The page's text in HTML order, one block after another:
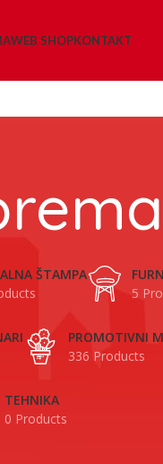
WEB SHOPKONTAKT
ŠTAMPA
5
PROMOTIVNI
336 Products
TEHNIKA
0 Products